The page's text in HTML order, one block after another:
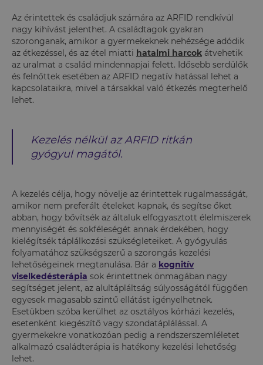
Az érintettek és családjuk számára az ARFID rendkívül
nagy kihívást jelenthet. A családtagok gyakran
szoronganak, amikor a gyermekeknek nehézsége adódik
az étkezéssel, és az étel miatti hatalmi harcok átvehetik
az uralmat a család mindennapjai felett. Idősebb serdülők
és felnőttek esetében az ARFID negatív hatással lehet a
kapcsolataikra, mivel a társakkal való étkezés megterhelő
lehet.
Kezelés nélkül az ARFID ritkán
gyógyul magától.
A kezelés célja, hogy növelje az érintettek rugalmasságát,
amikor nem preferált ételeket kapnak, és segítse őket
abban, hogy bővítsék az általuk elfogyasztott élelmiszerek
mennyiségét és sokféleségét annak érdekében, hogy
kielégítsék táplálkozási szükségleteiket. A gyógyulás
folyamatához szükségszerű a szorongás kezelési
lehetőségeinek megtanulása. Bár a kognitív
viselkedésterápia sok érintettnek önmagában nagy
segítséget jelent, az alultápláltság súlyosságától függően
egyesek magasabb szintű ellátást igényelhetnek.
Esetükben szóba kerülhet az osztályos kórházi kezelés,
esetenként kiegészítő vagy szondatáplálással. A
gyermekekre vonatkozóan pedig a rendszerszemléletet
alkalmazó családterápia is hatékony kezelési lehetőség
lehet.